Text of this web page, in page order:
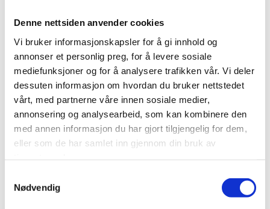
Denne nettsiden anvender cookies
Vi bruker informasjonskapsler for å gi innhold og
annonser et personlig preg, for å levere sosiale
mediefunksjoner og for å analysere trafikken vår. Vi deler
dessuten informasjon om hvordan du bruker nettstedet
vårt, med partnerne våre innen sosiale medier,
annonsering og analysearbeid, som kan kombinere den
med annen informasjon du har gjort tilgjengelig for dem,
eller som de har samlet inn gjennom din bruk av
Nødvendig
Festivalgjengerne oppfordres til å begrense
plastbruken. Foto: Bjørnar Elvestad
Hjelp til å begrense plastbruken
–Med tanke på alle miljøutfordringene knyttet til
plast som kommer på avveie, er den beste måten å
unngå problemet å redusere bruken av plast